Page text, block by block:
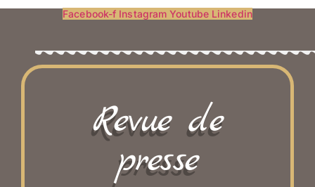
Facebook-f Instagram Youtube Linkedin
Revue de
presse